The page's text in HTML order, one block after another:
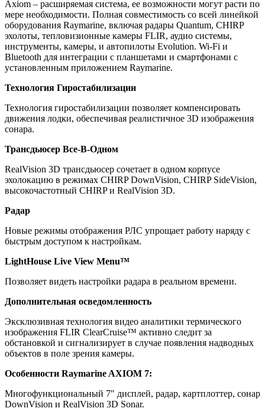
Axiom – расширяемая система, ее возможности могут расти по
мере необходимости. Полная совместимость со всей линейкой
оборудования Raymarine, включая радары Quantum, CHIRP
эхолоты, тепловизионные камеры FLIR, аудио системы,
инструменты, камеры, и автопилоты Evolution. Wi-Fi и
Bluetooth для интеграции с планшетами и смартфонами с
установленным приложением Raymarine.
Технология Гиростабилизации
Технология гиростабилизации позволяет компенсировать
движения лодки, обеспечивая реалистичное 3D изображения
сонара.
Трансдьюсер Все-В-Одном
RealVision 3D трансдьюсер сочетает в одном корпусе
эхолокацию в режимах CHIRP DownVision, CHIRP SideVision,
высокочастотный CHIRP и RealVision 3D.
Радар
Новые режимы отображения РЛС упрощает работу наряду с
быстрым доступом к настройкам.
LightHouse Live View Menu™
Позволяет видеть настройки радара в реальном времени.
Дополнительная осведомленность
Эксклюзивная технология видео аналитики термического
изображения FLIR ClearCruise™ активно следит за
обстановкой и сигнализирует в случае появления надводных
объектов в поле зрения камеры.
Особенности Raymarine AXIOM 7:
Многофункциональный 7" дисплей, радар, картплоттер, сонар
DownVision и RealVision 3D Sonar.